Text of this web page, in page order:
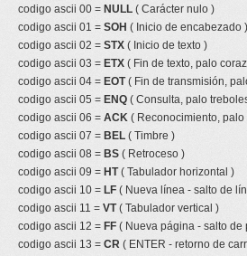
codigo ascii 00 = NULL ( Carácter nulo )
codigo ascii 01 = SOH ( Inicio de encabezado )
codigo ascii 02 = STX ( Inicio de texto )
codigo ascii 03 = ETX ( Fin de texto, palo
codigo ascii 04 = EOT( Fin de transmisión,
codigo ascii 05 = ENQ ( Consulta, palo
codigo ascii 06 = ACK ( Reconocimiento,
codigo ascii 07 = BEL ( Timbre )
codigo ascii 08 = BS ( Retroceso )
codigo ascii 09 = HT( Tabulador horizontal )
codigo ascii 10 = LF ( Nueva línea - salto de
codigo ascii 11 = VT( Tabulador vertical )
codigo ascii 12 = FF ( Nueva página - salto de
codigo ascii 13 = CR ( ENTER - retorno de